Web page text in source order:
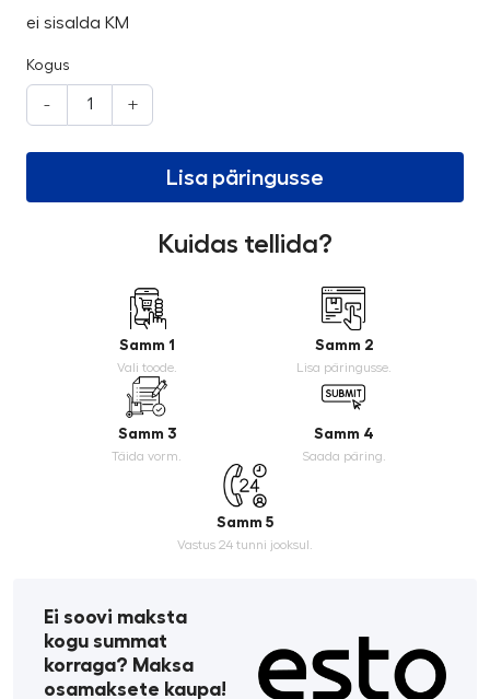
ei sisalda KM
Kogus
- +
Lisa päringusse
Kuidas tellida?
Samm 1
Vali toode.
Samm 2
Lisa päringusse.
Samm 3
Täida vorm.
Samm 4
Saada päring.
Samm 5
Vastus 24 tunni jooksul.
Ei soovi maksta
kogu summat
korraga? Maksa
osamaksete kaupa!